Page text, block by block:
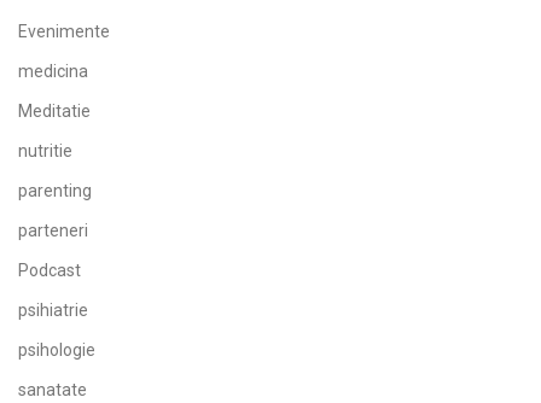
Evenimente
medicina
Meditatie
nutritie
parenting
parteneri
Podcast
psihiatrie
psihologie
sanatate